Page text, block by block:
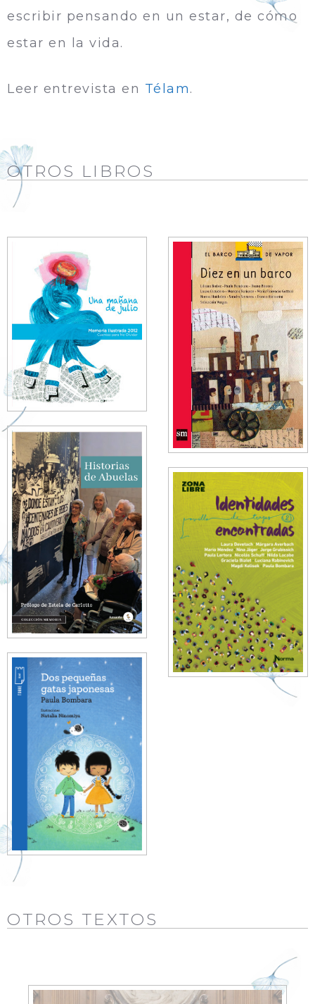
escribir pensando en un estar, de cómo
estar en la vida.
Leer entrevista en Télam.
OTROS LIBROS
OTROS TEXTOS